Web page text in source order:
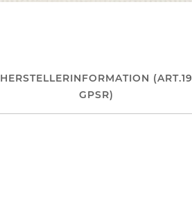
HERSTELLERINFORMATION (ART.19
GPSR)